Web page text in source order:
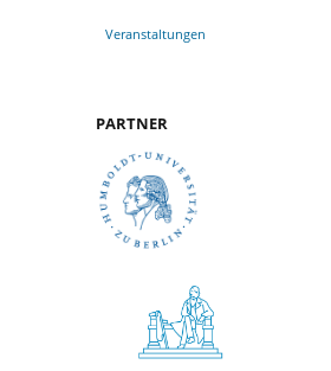
Veranstaltungen
PARTNER